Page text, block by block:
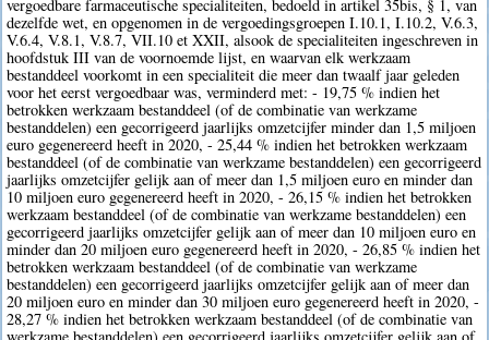
vergoedbare farmaceutische specialiteiten, bedoeld in artikel 35bis, § 1, van
dezelfde wet, en opgenomen in de vergoedingsgroepen I.10.1, I.10.2, V.6.3,
V.6.4, V.8.1, V.8.7, VII.10 et XXII, alsook de specialiteiten ingeschreven in
hoofdstuk III van de voornoemde lijst, en waarvan elk werkzaam
bestanddeel voorkomt in een specialiteit die meer dan twaalf jaar geleden
voor het eerst vergoedbaar was, verminderd met: - 19,75 % indien het
betrokken werkzaam bestanddeel (of de combinatie van werkzame
bestanddelen) een gecorrigeerd jaarlijks omzetcijfer minder dan 1,5 miljoen
euro gegenereerd heeft in 2020, - 25,44 % indien het betrokken werkzaam
bestanddeel (of de combinatie van werkzame bestanddelen) een gecorrigeerd
jaarlijks omzetcijfer gelijk aan of meer dan 1,5 miljoen euro en minder dan
10 miljoen euro gegenereerd heeft in 2020, - 26,15 % indien het betrokken
werkzaam bestanddeel (of de combinatie van werkzame bestanddelen) een
gecorrigeerd jaarlijks omzetcijfer gelijk aan of meer dan 10 miljoen euro en
minder dan 20 miljoen euro gegenereerd heeft in 2020, - 26,85 % indien het
betrokken werkzaam bestanddeel (of de combinatie van werkzame
bestanddelen) een gecorrigeerd jaarlijks omzetcijfer gelijk aan of meer dan
20 miljoen euro en minder dan 30 miljoen euro gegenereerd heeft in 2020, -
28,27 % indien het betrokken werkzaam bestanddeel (of de combinatie van